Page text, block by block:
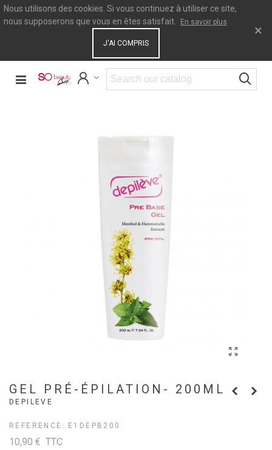
Nous utilisons des cookies. Si vous continuez à utiliser ce site,
nous supposerons que vous en êtes satisfait.
En savoir plus
J'AI COMPRIS
×
GEL PRÉ-ÉPILATION- 200ML
DEPILEVE
REFERENCE: E1DEPB200
10,90 € TTC